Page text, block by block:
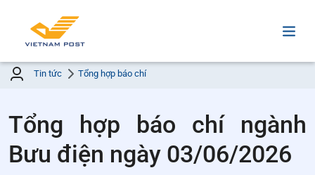
Tin tức Tổng hợp báo chí
Tổng hợp báo chí ngành
Bưu điện ngày 03/06/2026